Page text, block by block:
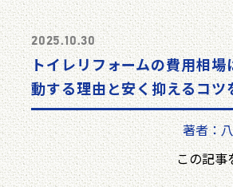
2025.10.30
トイレリフォームの費用相場
動する理由と安く抑えるコツ
著者：
この記事